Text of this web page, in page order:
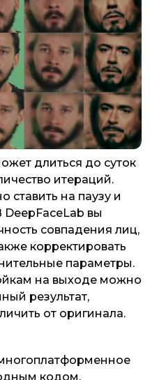
длиться до суток
итераций.
ставить на паузу и
DeepFaceLab вы
совпадения лиц,
корректировать
параметры.
на выходе можно
результат,
от оригинала.
кодом,